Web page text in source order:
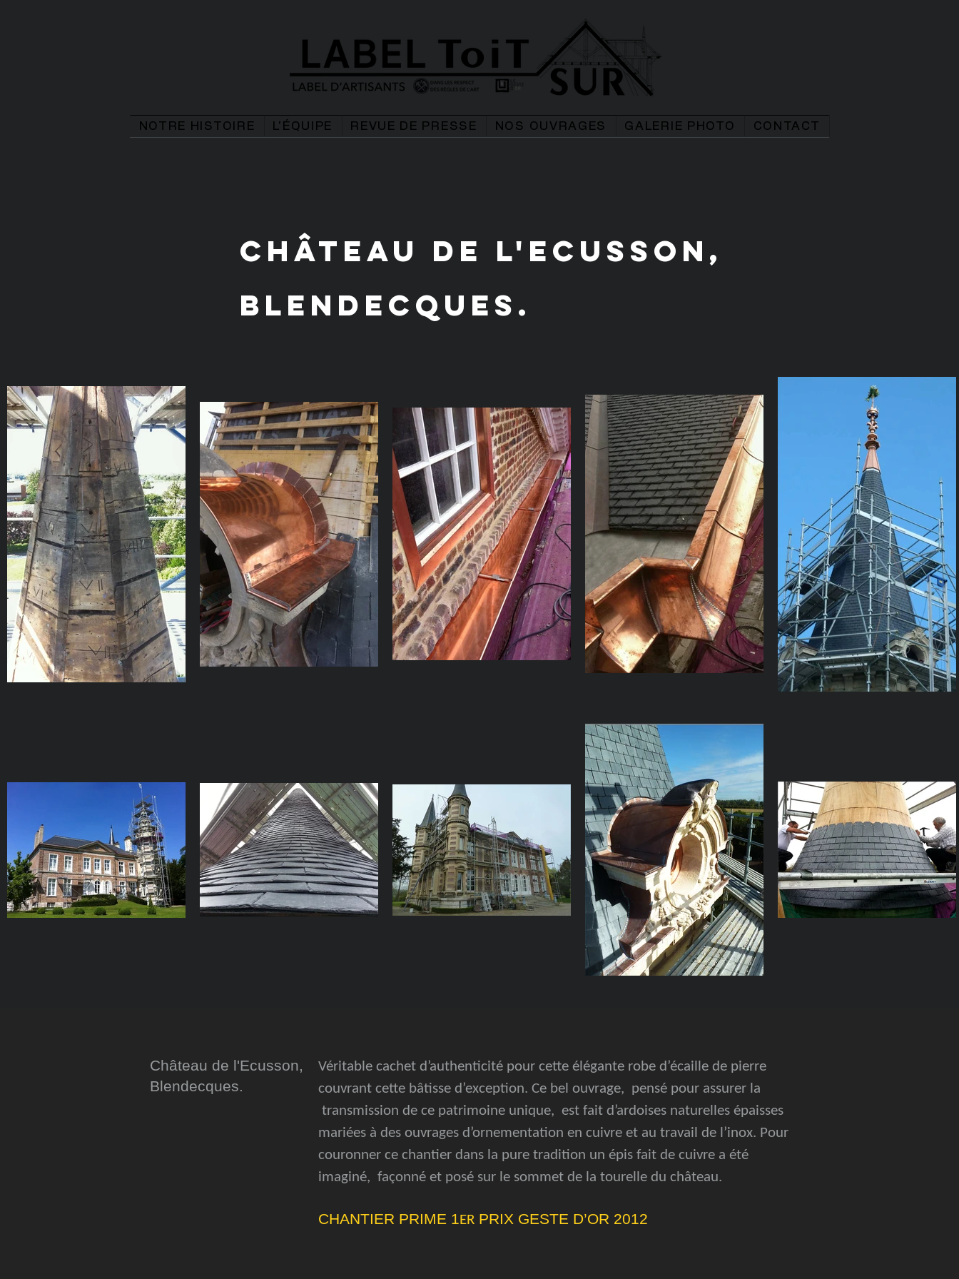
NOTRE HISTOIRE L'ÉQUIPE REVUE DE PRESSE NOS OUVRAGES GALERIE PHOTO CONTACT
Château de l'Ecusson,
Blendecques.
Château de l'Ecusson,
Blendecques.
Véritable cachet d’authenticité pour cette élégante robe d’écaille de pierre
couvrant cette bâtisse d’exception. Ce bel ouvrage, pensé pour assurer la
transmission de ce patrimoine unique, est fait d’ardoises naturelles épaisses
mariées à des ouvrages d’ornementation en cuivre et au travail de l’inox. Pour
couronner ce chantier dans la pure tradition un épis fait de cuivre a été
imaginé, façonné et posé sur le sommet de la tourelle du château.
CHANTIER PRIME 1ER PRIX GESTE D’OR 2012